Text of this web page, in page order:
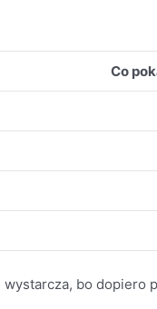
Co
wystarcza, bo